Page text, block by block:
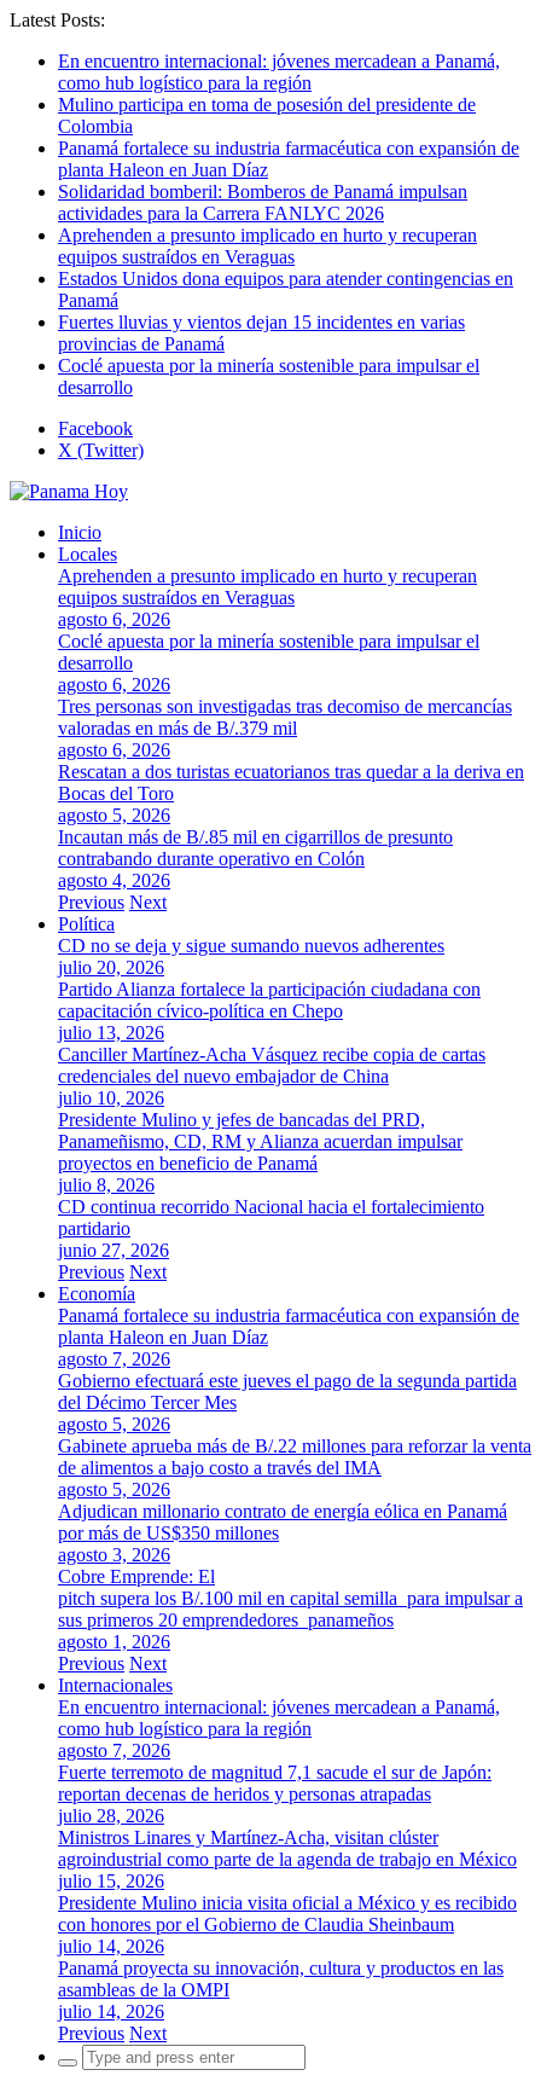
Latest Posts:
En encuentro internacional: jóvenes mercadean a Panamá,
como hub logístico para la región
Mulino participa en toma de posesión del presidente de
Colombia
Panamá fortalece su industria farmacéutica con expansión de
planta Haleon en Juan Díaz
Solidaridad bomberil: Bomberos de Panamá impulsan
actividades para la Carrera FANLYC 2026
Aprehenden a presunto implicado en hurto y recuperan
equipos sustraídos en Veraguas
Estados Unidos dona equipos para atender contingencias en
Panamá
Fuertes lluvias y vientos dejan 15 incidentes en varias
provincias de Panamá
Coclé apuesta por la minería sostenible para impulsar el
desarrollo
Facebook
X (Twitter)
Inicio
Locales
Aprehenden a presunto implicado en hurto y recuperan
equipos sustraídos en Veraguas
agosto 6, 2026
Coclé apuesta por la minería sostenible para impulsar el
desarrollo
agosto 6, 2026
Tres personas son investigadas tras decomiso de mercancías
valoradas en más de B/.379 mil
agosto 6, 2026
Rescatan a dos turistas ecuatorianos tras quedar a la deriva en
Bocas del Toro
agosto 5, 2026
Incautan más de B/.85 mil en cigarrillos de presunto
contrabando durante operativo en Colón
agosto 4, 2026
Previous Next
Política
CD no se deja y sigue sumando nuevos adherentes
julio 20, 2026
Partido Alianza fortalece la participación ciudadana con
capacitación cívico-política en Chepo
julio 13, 2026
Canciller Martínez-Acha Vásquez recibe copia de cartas
credenciales del nuevo embajador de China
julio 10, 2026
Presidente Mulino y jefes de bancadas del PRD,
Panameñismo, CD, RM y Alianza acuerdan impulsar
proyectos en beneficio de Panamá
julio 8, 2026
CD continua recorrido Nacional hacia el fortalecimiento
partidario
junio 27, 2026
Previous Next
Economía
Panamá fortalece su industria farmacéutica con expansión de
planta Haleon en Juan Díaz
agosto 7, 2026
Gobierno efectuará este jueves el pago de la segunda partida
del Décimo Tercer Mes
agosto 5, 2026
Gabinete aprueba más de B/.22 millones para reforzar la venta
de alimentos a bajo costo a través del IMA
agosto 5, 2026
Adjudican millonario contrato de energía eólica en Panamá
por más de US$350 millones
agosto 3, 2026
Cobre Emprende: El
pitch supera los B/.100 mil en capital semilla para impulsar a
sus primeros 20 emprendedores panameños
agosto 1, 2026
Previous Next
Internacionales
En encuentro internacional: jóvenes mercadean a Panamá,
como hub logístico para la región
agosto 7, 2026
Fuerte terremoto de magnitud 7,1 sacude el sur de Japón:
reportan decenas de heridos y personas atrapadas
julio 28, 2026
Ministros Linares y Martínez-Acha, visitan clúster
agroindustrial como parte de la agenda de trabajo en México
julio 15, 2026
Presidente Mulino inicia visita oficial a México y es recibido
con honores por el Gobierno de Claudia Sheinbaum
julio 14, 2026
Panamá proyecta su innovación, cultura y productos en las
asambleas de la OMPI
julio 14, 2026
Previous Next
Search
for: